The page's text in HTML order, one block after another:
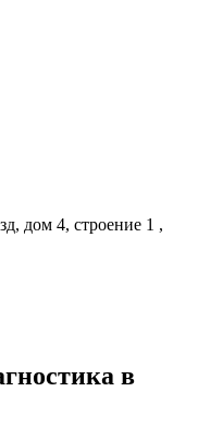
дом 4, строение 1 ,
в